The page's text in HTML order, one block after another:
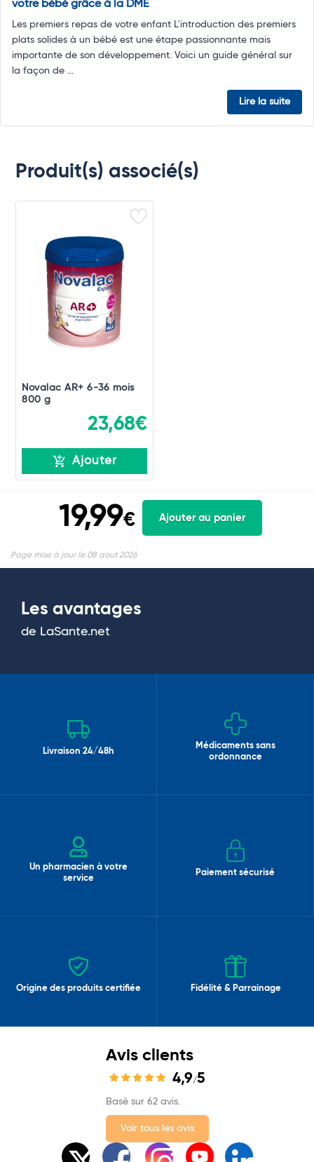
votre bébé grâce à la DME
Les premiers repas de votre enfant L'introduction des premiers
plats solides à un bébé est une étape passionnante mais
importante de son développement. Voici un guide général sur
la façon de ...
Lire la suite
Produit(s) associé(s)
Novalac AR+ 6-36 mois
800 g
23,68€
Ajouter
19,99€ Ajouter au panier
Page mise à jour le 08 aout 2026
Les avantages
de LaSante.net
Livraison 24/48h
Médicaments sans
ordonnance
Un pharmacien à votre
service
Paiement sécurisé
Origine des produits certifiée Fidélité & Parrainage
Avis clients
4,9/5
Basé sur 62 avis.
Voir tous les avis